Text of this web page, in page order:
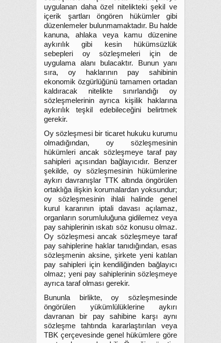
uygulanan daha özel nitelikteki şekil ve
içerik şartları öngören hükümler gibi
düzenlemeler bulunmamaktadır. Bu halde
kanuna, ahlaka veya kamu düzenine
aykırılık gibi kesin hükümsüzlük
sebepleri oy sözleşmeleri için de
uygulama alanı bulacaktır. Bunun yanı
sıra, oy haklarının pay sahibinin
ekonomik özgürlüğünü tamamen ortadan
kaldıracak nitelikte sınırlandığı oy
sözleşmelerinin ayrıca kişilik haklarına
aykırılık teşkil edebileceğini belirtmek
gerekir.
Oy sözleşmesi bir ticaret hukuku kurumu
olmadığından, oy sözleşmesinin
hükümleri ancak sözleşmeye taraf pay
sahipleri açısından bağlayıcıdır. Benzer
şekilde, oy sözleşmesinin hükümlerine
aykırı davranışlar TTK altında öngörülen
ortaklığa ilişkin korumalardan yoksundur;
oy sözleşmesinin ihlali halinde genel
kurul kararının iptali davası açılamaz,
organların sorumluluğuna gidilemez veya
pay sahiplerinin ıskatı söz konusu olmaz.
Oy sözleşmesi ancak sözleşmeye taraf
pay sahiplerine haklar tanıdığından, esas
sözleşmenin aksine, şirkete yeni katılan
pay sahipleri için kendiliğinden bağlayıcı
olmaz; yeni pay sahiplerinin sözleşmeye
ayrıca taraf olması gerekir.
Bununla birlikte, oy sözleşmesinde
öngörülen yükümlülüklerine aykırı
davranan bir pay sahibine karşı aynı
sözleşme tahtında kararlaştırılan veya
TBK çerçevesinde genel hükümlere göre